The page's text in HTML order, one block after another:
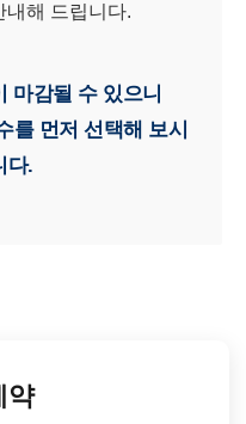
내해 드립니다.
마감될 수 있으니
를 먼저 선택해 보시
다.
약